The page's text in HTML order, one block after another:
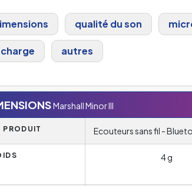
qualité du son
autres
Marshall Minor III
PRODUIT Ecouteurs sans fil -
4 g